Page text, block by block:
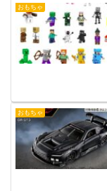
おもちゃ
おもちゃ